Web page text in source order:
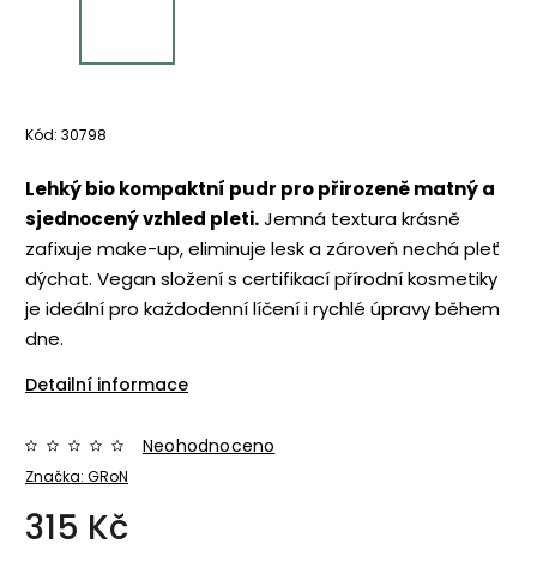
Kód: 30798
Lehký bio kompaktní pudr pro přirozeně matný a
sjednocený vzhled pleti.Jemná textura krásně
zafixuje make-up, eliminuje lesk a zároveň nechá pleť
dýchat. Vegan složení s certifikací přírodní kosmetiky
je ideální pro každodenní líčení i rychlé úpravy během
dne.
Detailní informace
Značka: GRoN
Neohodnoceno
315 Kč